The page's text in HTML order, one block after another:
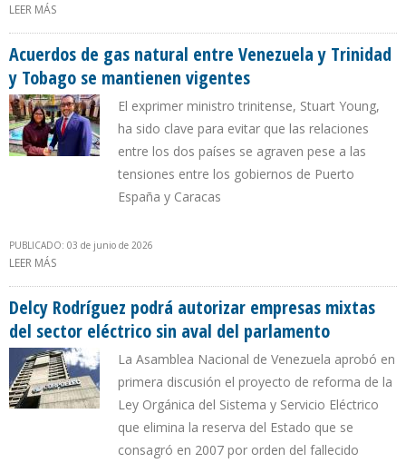
LEER MÁS
Acuerdos de gas natural entre Venezuela y Trinidad
y Tobago se mantienen vigentes
El exprimer ministro trinitense, Stuart Young,
ha sido clave para evitar que las relaciones
entre los dos países se agraven pese a las
tensiones entre los gobiernos de Puerto
España y Caracas
PUBLICADO: 03 de junio de 2026
LEER MÁS
Delcy Rodríguez podrá autorizar empresas mixtas
del sector eléctrico sin aval del parlamento
La Asamblea Nacional de Venezuela aprobó en
primera discusión el proyecto de reforma de la
Ley Orgánica del Sistema y Servicio Eléctrico
que elimina la reserva del Estado que se
consagró en 2007 por orden del fallecido